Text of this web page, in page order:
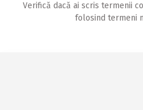
Verifică dacă ai scris termenii
folosind termeni